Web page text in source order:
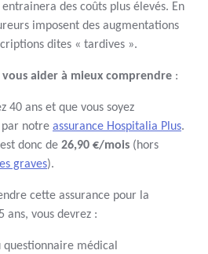
des coûts plus élevés. En
imposent des augmentations
dites « tardives ».
aider à mieux comprendre :
40 ans et que vous soyez
notre assurance Hospitalia Plus.
donc de 26,90 €/mois (hors
graves).
cette assurance pour la
ans, vous devrez :
médical